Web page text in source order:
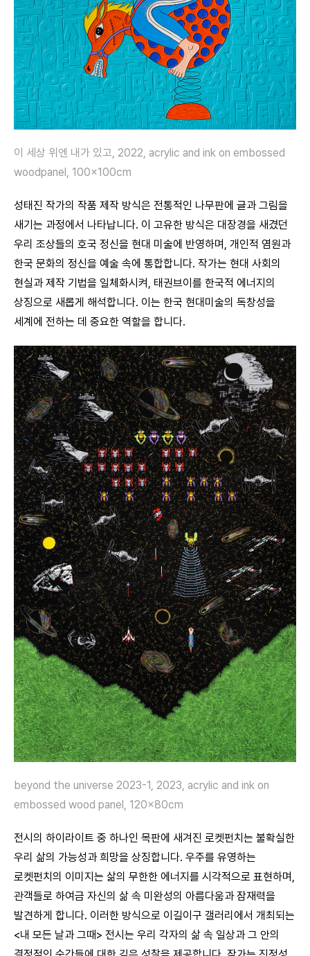
이 세상 위엔 내가 있고, 2022, acrylic and ink on embossed
woodpanel, 100x100cm
성태진 작가의 작품 제작 방식은 전통적인 나무판에 글과 그림을
새기는 과정에서 나타납니다. 이 고유한 방식은 대장경을 새겼던
우리 조상들의 호국 정신을 현대 미술에 반영하며, 개인적 염원과
한국 문화의 정신을 예술 속에 통합합니다. 작가는 현대 사회의
현실과 제작 기법을 일체화시켜, 태권브이를 한국적 에너지의
상징으로 새롭게 해석합니다. 이는 한국 현대미술의 독창성을
세계에 전하는 데 중요한 역할을 합니다.
beyond the universe 2023-1, 2023, acrylic and ink on
embossed wood panel, 120x80cm
전시의 하이라이트 중 하나인 목판에 새겨진 로켓펀치는 불확실한
우리 삶의 가능성과 희망을 상징합니다. 우주를 유영하는
로켓펀치의 이미지는 삶의 무한한 에너지를 시각적으로 표현하며,
관객들로 하여금 자신의 삶 속 미완성의 아름다움과 잠재력을
발견하게 합니다. 이러한 방식으로 이길이구 갤러리에서 개최되는
<내 모든 날과 그때> 전시는 우리 각자의 삶 속 일상과 그 안의